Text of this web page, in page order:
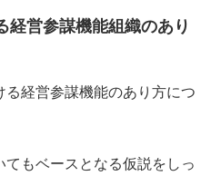
経営参謀機能組織のあり
経営参謀機能のあり方につ
もベースとなる仮説をしっ